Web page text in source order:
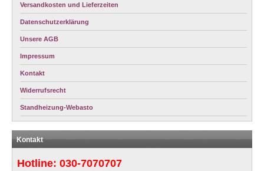
Versandkosten und Lieferzeiten
Datenschutzerklärung
Unsere AGB
Impressum
Kontakt
Widerrufsrecht
Standheizung-Webasto
Kontakt
Hotline: 030-7070707